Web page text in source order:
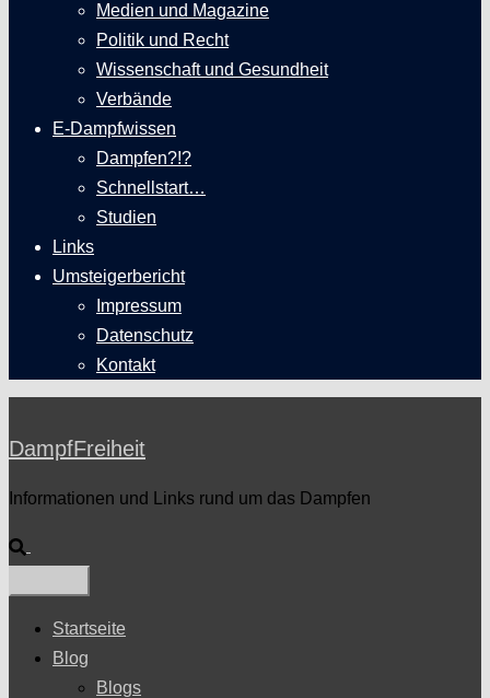
Medien und Magazine
Politik und Recht
Wissenschaft und Gesundheit
Verbände
E-Dampfwissen
Dampfen?!?
Schnellstart…
Studien
Links
Umsteigerbericht
Impressum
Datenschutz
Kontakt
DampfFreiheit
Informationen und Links rund um das Dampfen
Suche
Startseite
Blog
Blogs